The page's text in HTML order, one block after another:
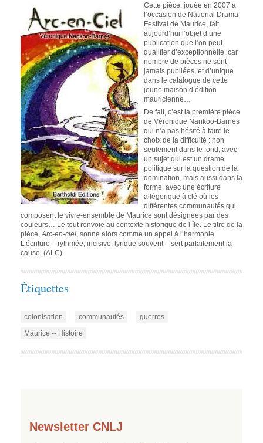
Cette pièce, jouée en 2007 à
l’occasion de National Drama
Festival de Maurice, fait
aujourd’hui l’objet d’une
publication que l’on peut
qualifier d’exceptionnelle, car
nombre de pièces ne sont
jamais publiées, et d’unique
dans le catalogue de cette
jeune maison d’édition
mauricienne…
De fait, c’est la première pièce
de Véronique Nankoo-Barnes
qui n’a pas hésité à faire le
choix de la difficulté : non
seulement dans le fond, avec
un sujet qui est un drame
politique sur la question de la
domination, mais aussi dans la
forme, avec une écriture
allégorique à clé où les
différentes communautés qui
composent le vivre-ensemble de Maurice sont désignées par des
couleurs… Le tout renvoie au contexte historique de l’île. Le titre de la
pièce, Arc-en-ciel , sonne alors comme un appel à l’harmonie.
L’écriture – rythmée, incisive, lyrique souvent – sert parfaitement la
cause. (ALC)
Étiquettes
colonisation communautés
guerres
Maurice -- Histoire
Newsletter CNLJ